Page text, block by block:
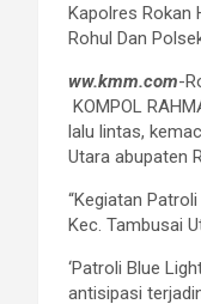
Kapolres Rokan
Rohul Dan
ww.kmm.com-
KOMPOL
lalu lintas,
Utara abupaten
“Kegiatan
Kec. Tambusai
‘Patroli Blue
antisipasi